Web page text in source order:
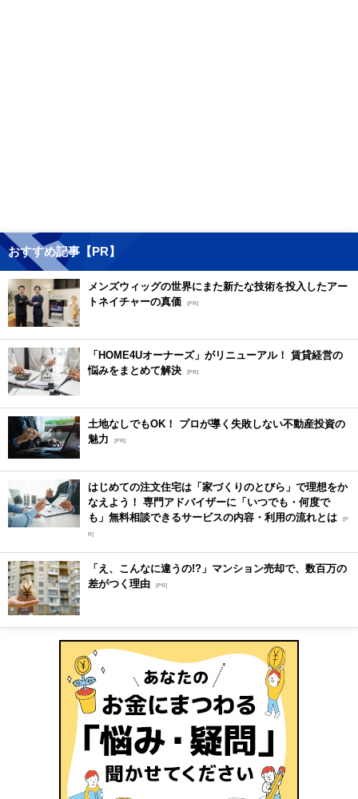
おすすめ記事【PR】
メンズウィッグの世界にまた新たな技術を投入したアー
トネイチャーの真価 [PR]
「HOME4Uオーナーズ」がリニューアル！ 賃貸経営の
悩みをまとめて解決 [PR]
土地なしでもOK！ プロが導く失敗しない不動産投資の
魅力
[PR]
はじめての注文住宅は「家づくりのとびら」で理想をか
なえよう！ 専門アドバイザーに「いつでも・何度で
も」無料相談できるサービスの内容・利用の流れとは [P
R]
「え、こんなに違うの!?」マンション売却で、数百万の
差がつく理由 [PR]